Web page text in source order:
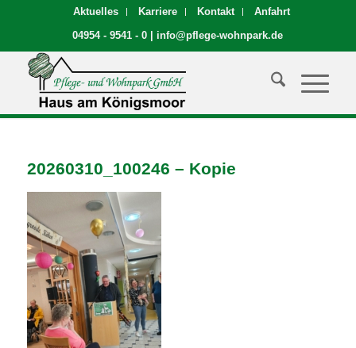
Aktuelles Karriere Kontakt
Anfahrt
04954 - 9541 - 0
info@pflege-wohnpark.de
20260310_100246 – Kopie